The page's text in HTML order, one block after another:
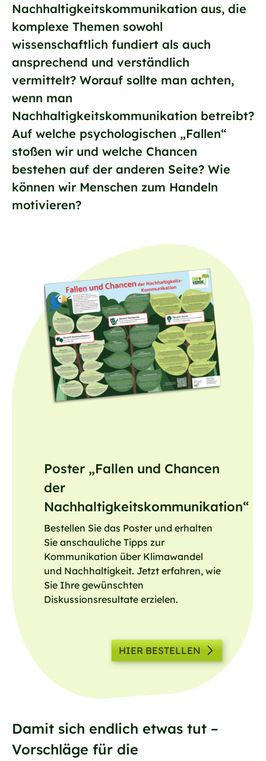
Nachhaltigkeitskommunikation aus, die
komplexe Themen sowohl
wissenschaftlich fundiert als auch
ansprechend und verständlich
vermittelt? Worauf sollte man achten,
wenn man
Nachhaltigkeitskommunikation betreibt?
Auf welche psychologischen „Fallen“
stoßen wir und welche Chancen
bestehen auf der anderen Seite? Wie
können wir Menschen zum Handeln
motivieren?
Poster „Fallen und Chancen
der
Nachhaltigkeitskommunikation“
Bestellen Sie das Poster und erhalten
Sie anschauliche Tipps zur
Kommunikation über Klimawandel
und Nachhaltigkeit. Jetzt erfahren, wie
Sie Ihre gewünschten
Diskussionsresultate erzielen.
HIER BESTELLEN
Damit sich endlich etwas tut –
Vorschläge für die